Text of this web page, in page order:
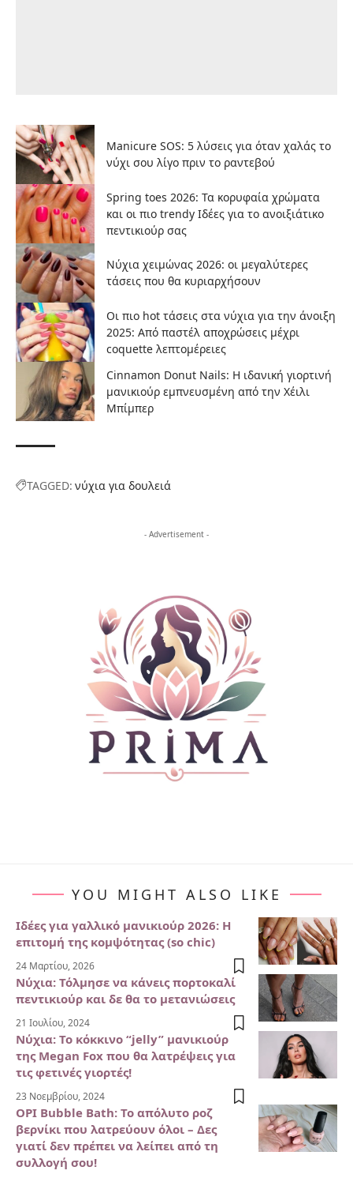
Manicure SOS: 5 λύσεις για όταν χαλάς το
νύχι σου λίγο πριν το ραντεβού
Spring toes 2026: Τα κορυφαία χρώματα
και οι πιο trendy Ιδέες για το ανοιξιάτικο
πεντικιούρ σας
Νύχια χειμώνας 2026: οι μεγαλύτερες
τάσεις που θα κυριαρχήσουν
Οι πιο hot τάσεις στα νύχια για την άνοιξη
2025: Από παστέλ αποχρώσεις μέχρι
coquette λεπτομέρειες
Cinnamon Donut Nails: Η ιδανική γιορτινή
μανικιούρ εμπνευσμένη από την Χέιλι
Μπίμπερ
TAGGED: νύχια για δουλειά
- Advertisement -
YOU MIGHT ALSO LIKE
Ιδέες για γαλλικό μανικιούρ 2026: Η
επιτομή της κομψότητας (so chic)
24 Μαρτίου, 2026
Νύχια: Τόλμησε να κάνεις πορτοκαλί
πεντικιούρ και δε θα το μετανιώσεις
21 Ιουλίου, 2024
Νύχια: Το κόκκινο “jelly” μανικιούρ
της Megan Fox που θα λατρέψεις για
τις φετινές γιορτές!
23 Νοεμβρίου, 2024
OPI Bubble Bath: Το απόλυτο ροζ
βερνίκι που λατρεύουν όλοι – Δες
γιατί δεν πρέπει να λείπει από τη
συλλογή σου!